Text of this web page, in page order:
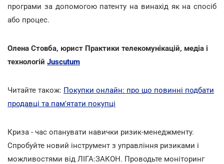
програми за допомогою патенту на винахід як на спосіб
або процес.
Олена Стовба, юрист Практики телекомунікацій, медіа і
технологій Juscutum
Читайте також: Покупки онлайн: про що повинні подбати
продавці та пам'ятати покупці
Криза - час опанувати навички ризик-менеджменту.
Спробуйте новий інструмент з управління ризиками і
можливостями від ЛІГА:ЗАКОН. Проводьте моніторинг